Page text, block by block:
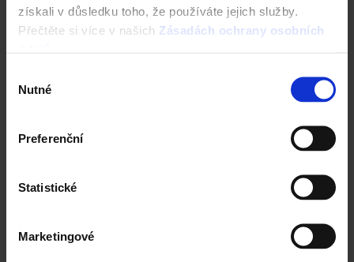
získali v důsledku toho, že používáte jejich služby.
Přečtěte si více v našich Zásadách ochrany osobních
souhlasu
Nutné
Preferenční
Statistické
Marketingové
ZAČÍT NOVOU KONFIGURACI